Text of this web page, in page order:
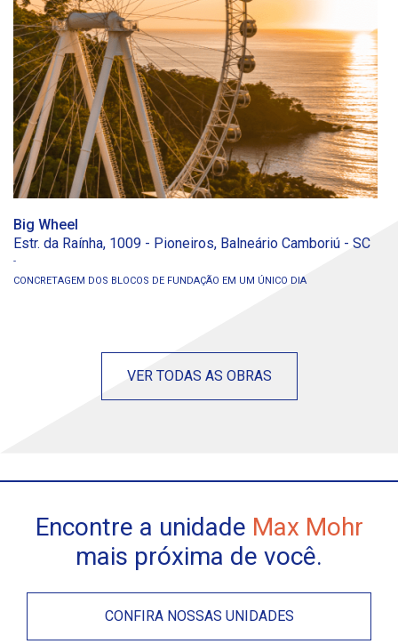
Big Wheel
Estr. da Raínha, 1009 - Pioneiros, Balneário Camboriú - SC
CONCRETAGEM DOS BLOCOS DE FUNDAÇÃO EM UM ÚNICO DIA
VER TODAS AS OBRAS
Encontre a unidade Max Mohr
mais próxima de você.
CONFIRA NOSSAS UNIDADES